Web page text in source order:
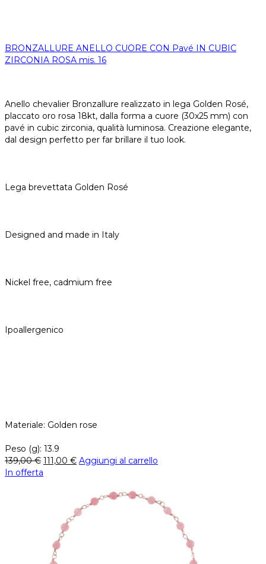
BRONZALLURE ANELLO CUORE CON Pavé IN CUBIC
ZIRCONIA ROSA mis. 16
Anello chevalier Bronzallure realizzato in lega Golden Rosé,
placcato oro rosa 18kt, dalla forma a cuore (30x25 mm) con
pavé in cubic zirconia, qualità luminosa. Creazione elegante,
dal design perfetto per far brillare il tuo look.
Lega brevettata Golden Rosé
Designed and made in Italy
Nickel free, cadmium free
Ipoallergenico
Materiale: Golden rose
Peso (g): 13.9
139,00€ 111,00 € Aggiungi al carrello
In offerta